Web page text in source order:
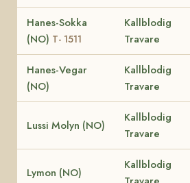
Hanes-Sokka
(NO) T- 1511
Kallblodig
Travare
Hanes-Vegar
(NO)
Kallblodig
Travare
Lussi Molyn (NO)
Kallblodig
Travare
Lymon (NO)
Kallblodig